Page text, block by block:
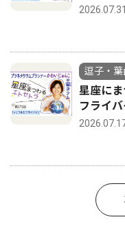
2026.07.31
逗子・葉
星座に
フライバ